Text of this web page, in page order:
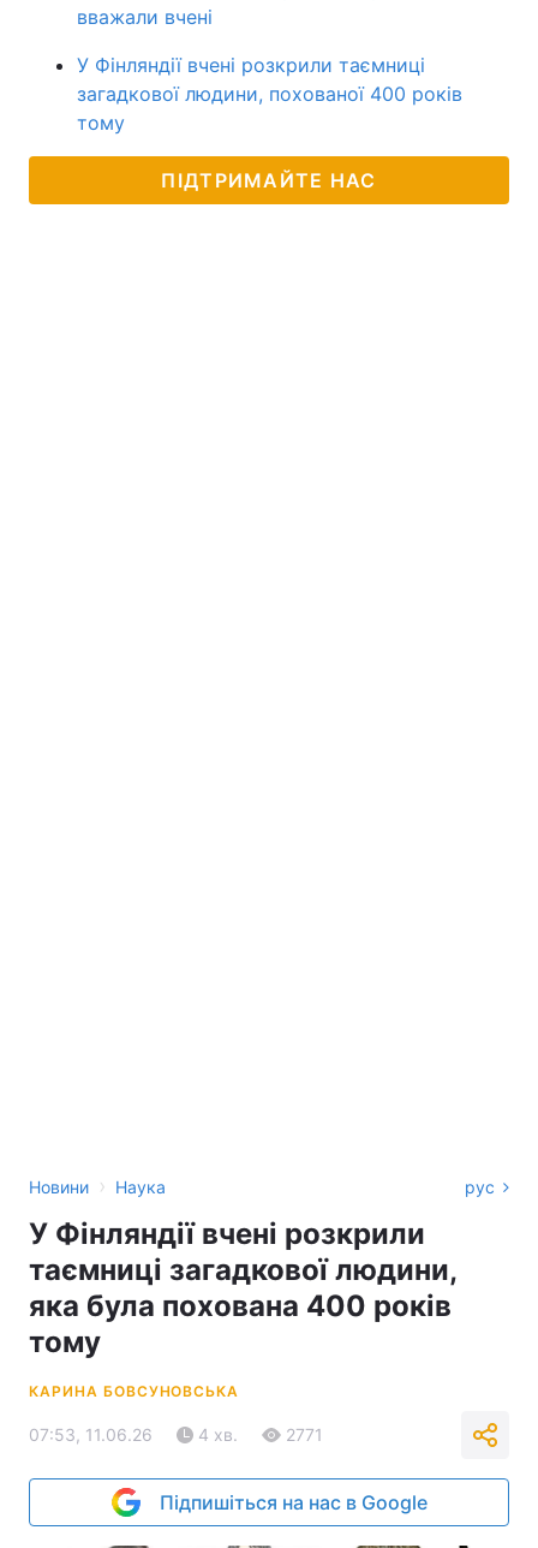
вважали вчені
У Фінляндії вчені розкрили таємниці
загадкової людини, похованої 400 років
тому
ПІДТРИМАЙТЕ НАС
Новини › Наука рус
У Фінляндії вчені розкрили
таємниці загадкової людини,
яка була похована 400 років
тому
КАРИНА БОВСУНОВСЬКА
07:53, 11.06.26 4 хв. 2771
Підпишіться на нас в Google